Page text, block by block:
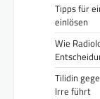
Tipps für
einlösen
Wie
Tilidin
Irre führt